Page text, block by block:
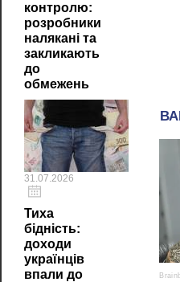
контролю:
розробники
налякані та
закликають
до
обмежень
31.07.2026
Тиха
бідність:
доходи
українців
впали до